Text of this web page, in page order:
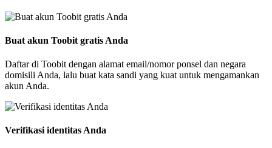
Buat akun Toobit gratis Anda
Daftar di Toobit dengan alamat email/nomor ponsel dan negara
domisili Anda, lalu buat kata sandi yang kuat untuk mengamankan
akun Anda.
Verifikasi identitas Anda